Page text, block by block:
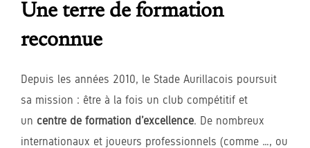
Une terre de formation
reconnue
Depuis les années 2010, le Stade Aurillacois poursuit
sa mission : être à la fois un club compétitif et
un centre de formation d’excellence. De nombreux
internationaux et joueurs professionnels (comme …, ou